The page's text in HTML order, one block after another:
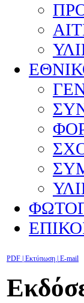
PDF | Εκτύπωση | E-mail